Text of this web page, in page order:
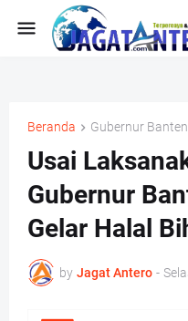
Beranda Gubernur Banten
Usai
Gubernur
Gelar Halal
by Jagat Antero -